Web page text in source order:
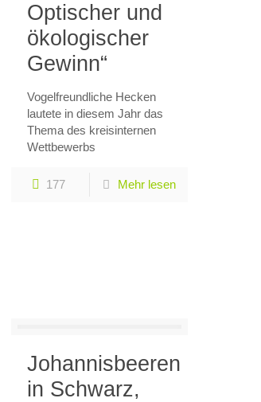
Optischer und
ökologischer
Gewinn“
Vogelfreundliche Hecken
lautete in diesem Jahr das
Thema des kreisinternen
Wettbewerbs
177 Mehr lesen
Johannisbeeren
in Schwarz,